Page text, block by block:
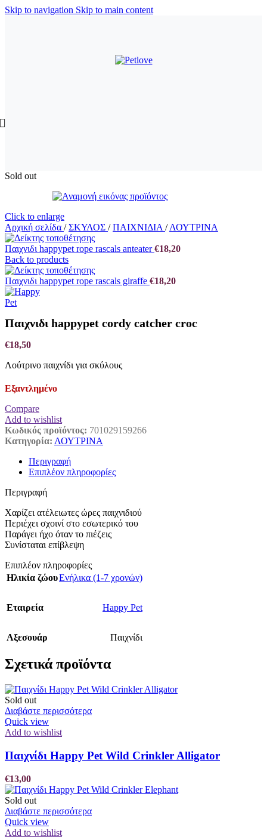
Skip to navigation Skip to main content
Sold out
Click to enlarge
Αρχική σελίδα / ΣΚΥΛΟΣ / ΠΑΙΧΝΙΔΙΑ / ΛΟΥΤΡΙΝΑ
Παιχνιδι happypet rope rascals anteater€18,20
Back to products
Παιχνιδι happypet rope rascals giraffe €18,20
Παιχνιδι happypet cordy catcher croc
€18,50
Λούτρινο παιχνίδι για σκύλους
Εξαντλημένο
Compare
Add to wishlist
Κωδικός προϊόντος: 701029159266
Κατηγορία: ΛΟΥΤΡΙΝΑ
Περιγραφή
Επιπλέον πληροφορίες
Περιγραφή
Χαρίζει ατέλειωτες ώρες παιχνιδιού
Περιέχει σχοινί στο εσωτερικό του
Παράγει ήχο όταν το πιέζεις
Συνίσταται επίβλεψη
Επιπλέον πληροφορίες
Ηλικία ζώουΕνήλικα (1-7 χρονών)
Εταιρεία Happy Pet
Αξεσουάρ Παιχνίδι
Σχετικά προϊόντα
Sold out
Διαβάστε περισσότερα
Quick view
Add to wishlist
Παιχνίδι Happy Pet Wild Crinkler Alligator
€13,00
Sold out
Διαβάστε περισσότερα
Quick view
Add to wishlist